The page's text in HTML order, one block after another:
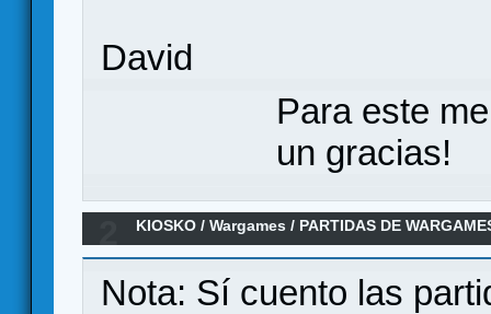
David
Para este
un gracias!
KIOSKO /Wargames / PARTIDAS DE
2024
Nota: Sí cuento las